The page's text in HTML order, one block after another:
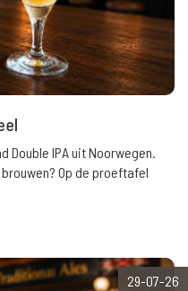
Double IPA uit Noorwegen.
Op de proeftafel
29-07-26